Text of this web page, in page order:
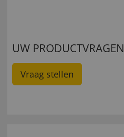
UW PRODUCTVRAGEN
Vraag stellen